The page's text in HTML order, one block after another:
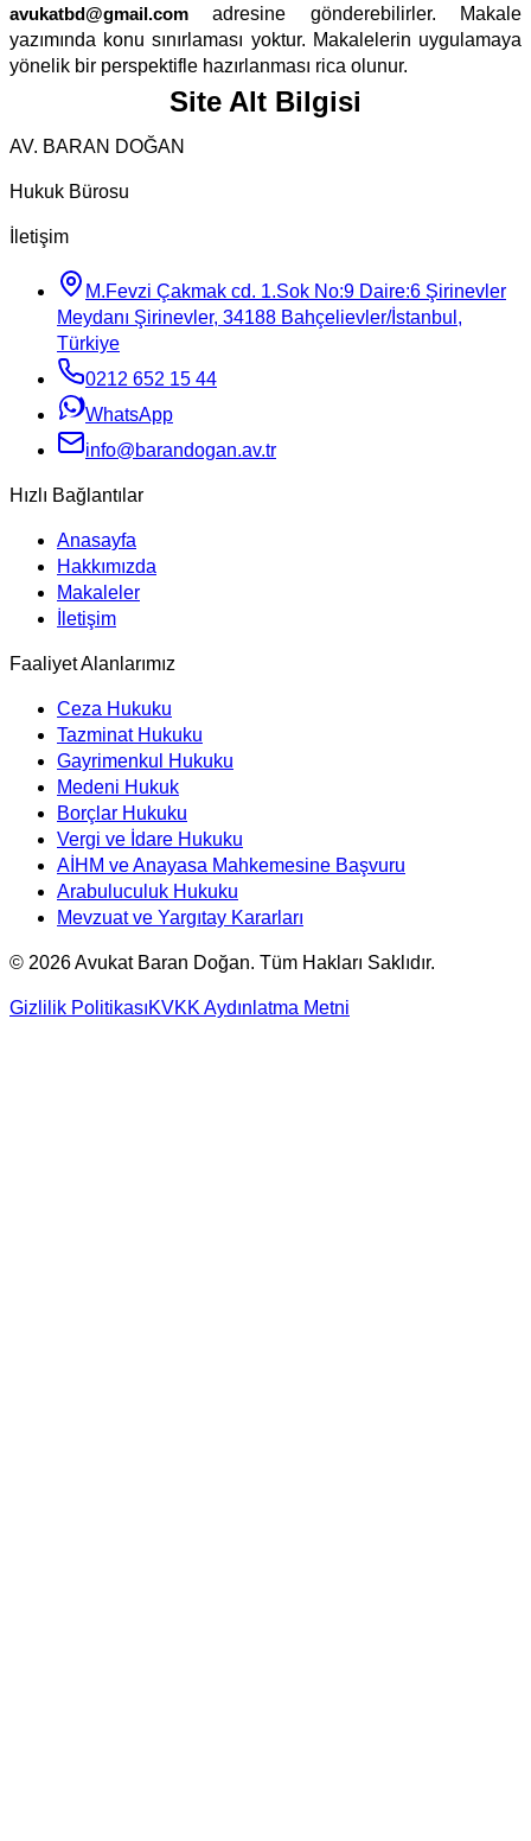
avukatbd@gmail.com adresine gönderebilirler. Makale
yazımında konu sınırlaması yoktur. Makalelerin uygulamaya
yönelik bir perspektifle hazırlanması rica olunur.
Site Alt Bilgisi
AV. BARAN DOĞAN
Hukuk Bürosu
İletişim
M.Fevzi Çakmak cd. 1.Sok No:9 Daire:6 Şirinevler
Meydanı Şirinevler, 34188 Bahçelievler/İstanbul,
Türkiye
0212 652 15 44
WhatsApp
info@barandogan.av.tr
Hızlı Bağlantılar
Anasayfa
Hakkımızda
Makaleler
İletişim
Faaliyet Alanlarımız
Ceza Hukuku
Tazminat Hukuku
Gayrimenkul Hukuku
Medeni Hukuk
Borçlar Hukuku
Vergi ve İdare Hukuku
AİHM ve Anayasa Mahkemesine Başvuru
Arabuluculuk Hukuku
Mevzuat ve Yargıtay Kararları
© 2026Avukat Baran Doğan. Tüm Hakları Saklıdır.
Gizlilik PolitikasıKVKK Aydınlatma Metni